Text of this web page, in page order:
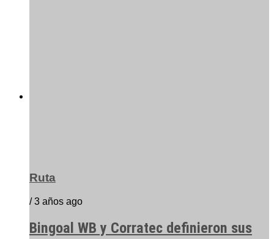
Ruta
/ 3 años ago
Bingoal WB y Corratec definieron sus